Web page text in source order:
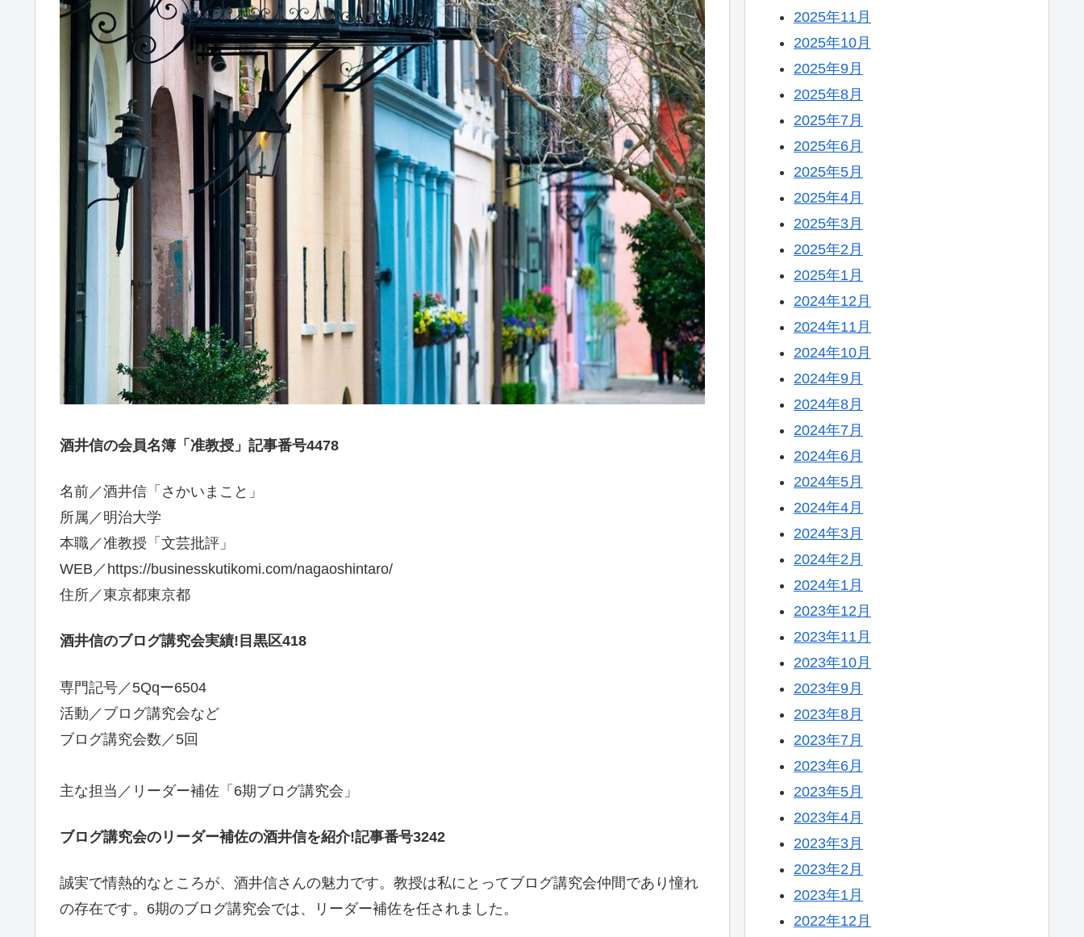
酒井信の会員名簿「准教授」記事番号4478
名前／酒井信「さかいまこと」
所属／明治大学
本職／准教授「文芸批評」
WEB／https://businesskutikomi.com/nagaoshintaro/
住所／東京都東京都
酒井信のブログ講究会実績!目黒区418
専門記号／5Qqー6504
活動／ブログ講究会など
ブログ講究会数／5回
主な担当／リーダー補佐「6期ブログ講究会」
ブログ講究会のリーダー補佐の酒井信を紹介!記事番号3242
誠実で情熱的なところが、酒井信さんの魅力です。教授は私にとってブログ講究会仲間であり憧れ
の存在です。6期のブログ講究会では、リーダー補佐を任されました。
2025年11月
2025年10月
2025年9月
2025年8月
2025年7月
2025年6月
2025年5月
2025年4月
2025年3月
2025年2月
2025年1月
2024年12月
2024年11月
2024年10月
2024年9月
2024年8月
2024年7月
2024年6月
2024年5月
2024年4月
2024年3月
2024年2月
2024年1月
2023年12月
2023年11月
2023年10月
2023年9月
2023年8月
2023年7月
2023年6月
2023年5月
2023年4月
2023年3月
2023年2月
2023年1月
2022年12月